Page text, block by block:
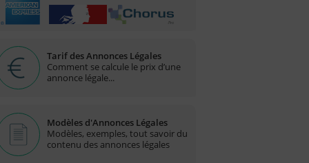
Tarif des Annonces Légales
Comment se calcule le prix d’une
annonce légale...
Modèles d'Annonces Légales
Modèles, exemples, tout savoir du
contenu des annonces légales